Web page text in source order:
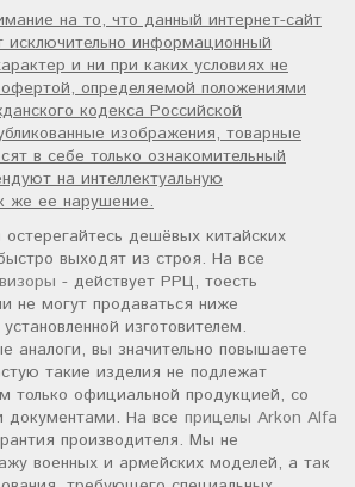
на то, что данный интернет-сайт
исключительно информационный
и ни при каких условиях не
офертой, определяемой положениями
кодекса Российской
изображения, товарные
в себе только ознакомительный
на интеллектуальную
же ее нарушение.
дешёвых китайских
выходят из строя. На все
- действует РРЦ, тоесть
не могут продаваться ниже
изготовителем.
аналоги, вы значительно повышаете
такие изделия не подлежат
только официальной продукцией, со
документами. На все прицелы Arkon Alfa
производителя. Мы не
военных и армейских моделей, а так